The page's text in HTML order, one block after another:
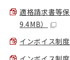
適格請求書等
9.4MB）
インボイス制